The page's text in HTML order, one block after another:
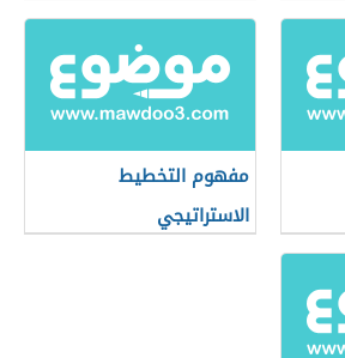
مفهوم التخطيط
الاستراتيجي